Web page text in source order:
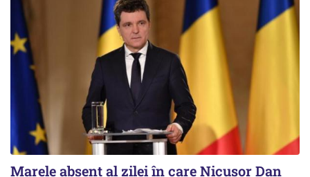
Marele absent al zilei în care Nicușor Dan